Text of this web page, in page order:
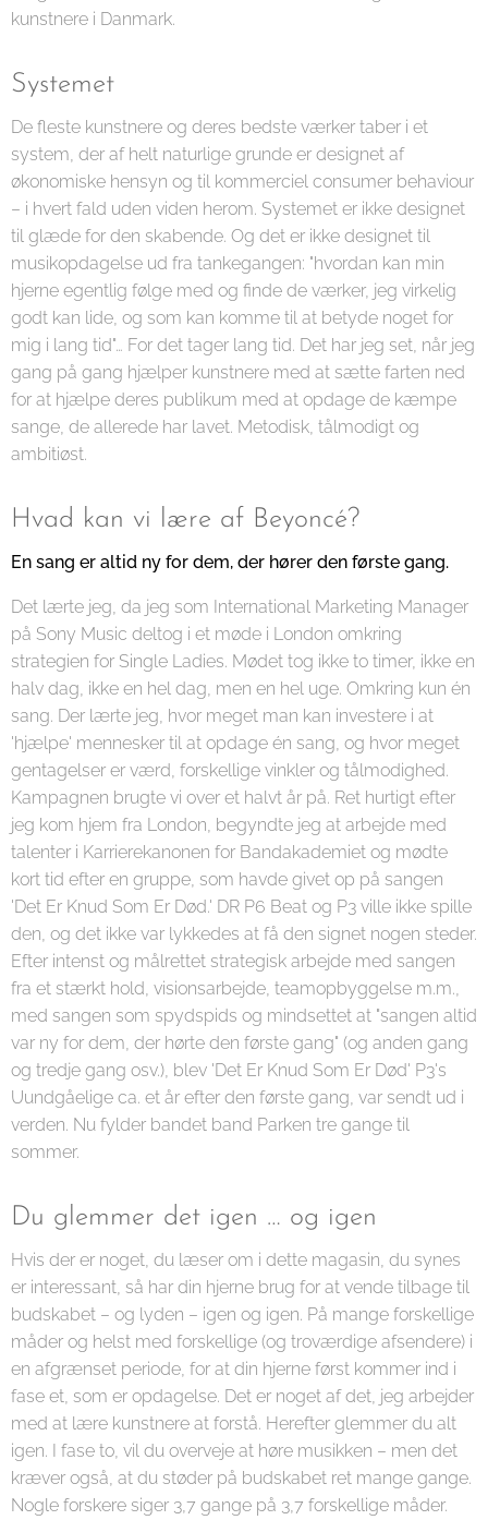
kunstnere i Danmark.
Systemet
De fleste kunstnere og deres bedste værker taber i et
system, der af helt naturlige grunde er designet af
økonomiske hensyn og til kommerciel consumer behaviour
– i hvert fald uden viden herom. Systemet er ikke designet
til glæde for den skabende. Og det er ikke designet til
musikopdagelse ud fra tankegangen: "hvordan kan min
hjerne egentlig følge med og finde de værker, jeg virkelig
godt kan lide, og som kan komme til at betyde noget for
mig i lang tid"… For det tager lang tid. Det har jeg set, når jeg
gang på gang hjælper kunstnere med at sætte farten ned
for at hjælpe deres publikum med at opdage de kæmpe
sange, de allerede har lavet. Metodisk, tålmodigt og
ambitiøst.
Hvad kan vi lære af Beyoncé?
En sang er altid ny for dem, der hører den første gang.
Det lærte jeg, da jeg som International Marketing Manager
på Sony Music deltog i et møde i London omkring
strategien for Single Ladies. Mødet tog ikke to timer, ikke en
halv dag, ikke en hel dag, men en hel uge. Omkring kun én
sang. Der lærte jeg, hvor meget man kan investere i at
'hjælpe' mennesker til at opdage én sang, og hvor meget
gentagelser er værd, forskellige vinkler og tålmodighed.
Kampagnen brugte vi over et halvt år på. Ret hurtigt efter
jeg kom hjem fra London, begyndte jeg at arbejde med
talenter i Karrierekanonen for Bandakademiet og mødte
kort tid efter en gruppe, som havde givet op på sangen
'Det Er Knud Som Er Død.' DR P6 Beat og P3 ville ikke spille
den, og det ikke var lykkedes at få den signet nogen steder.
Efter intenst og målrettet strategisk arbejde med sangen
fra et stærkt hold, visionsarbejde, teamopbyggelse m.m.,
med sangen som spydspids og mindsettet at "sangen altid
var ny for dem, der hørte den første gang" (og anden gang
og tredje gang osv.), blev 'Det Er Knud Som Er Død' P3's
Uundgåelige ca. et år efter den første gang, var sendt ud i
verden. Nu fylder bandet band Parken tre gange til
sommer.
Du glemmer det igen … og igen
Hvis der er noget, du læser om i dette magasin, du synes
er interessant, så har din hjerne brug for at vende tilbage til
budskabet – og lyden – igen og igen. På mange forskellige
måder og helst med forskellige (og troværdige afsendere) i
en afgrænset periode, for at din hjerne først kommer ind i
fase et, som er opdagelse. Det er noget af det, jeg arbejder
med at lære kunstnere at forstå. Herefter glemmer du alt
igen. I fase to, vil du overveje at høre musikken – men det
kræver også, at du støder på budskabet ret mange gange.
Nogle forskere siger 3,7 gange på 3,7 forskellige måder.